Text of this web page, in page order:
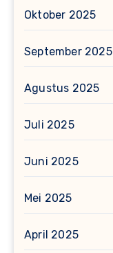
Oktober 2025
September 2025
Agustus 2025
Juli 2025
Juni 2025
Mei 2025
April 2025